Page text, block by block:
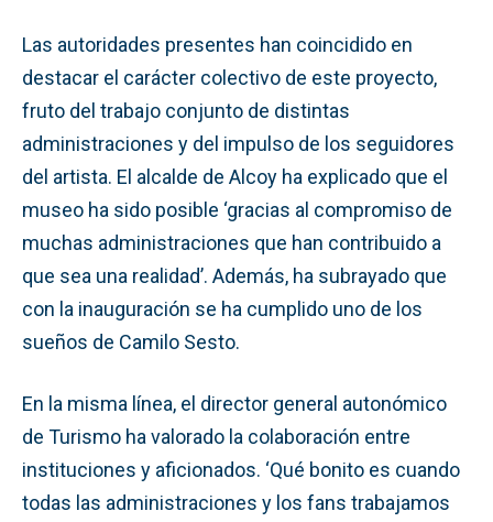
Las autoridades presentes han coincidido en
destacar el carácter colectivo de este proyecto,
fruto del trabajo conjunto de distintas
administraciones y del impulso de los seguidores
del artista. El alcalde de Alcoy ha explicado que el
museo ha sido posible ‘gracias al compromiso de
muchas administraciones que han contribuido a
que sea una realidad’. Además, ha subrayado que
con la inauguración se ha cumplido uno de los
sueños de Camilo Sesto.
En la misma línea, el director general autonómico
de Turismo ha valorado la colaboración entre
instituciones y aficionados. ‘Qué bonito es cuando
todas las administraciones y los fans trabajamos